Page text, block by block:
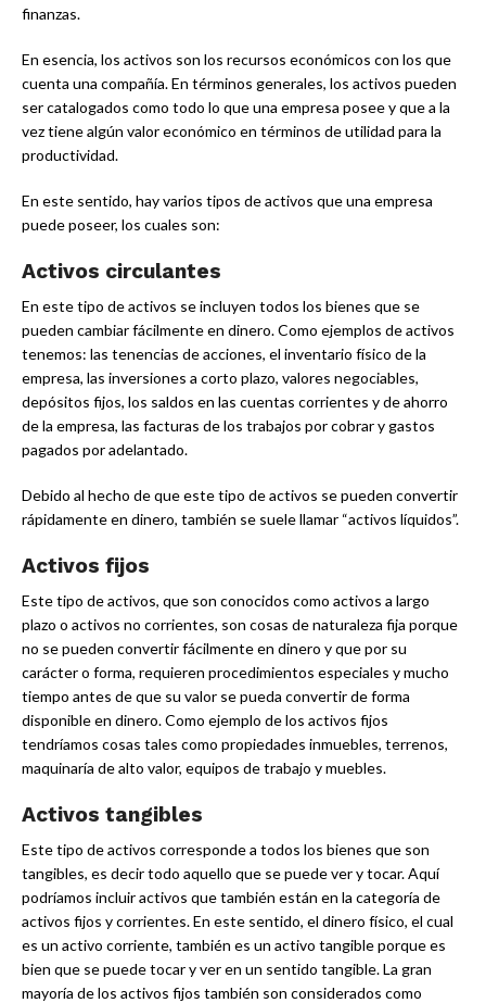
finanzas.
En esencia, los activos son los recursos económicos con los que
cuenta una compañía. En términos generales, los activos pueden
ser catalogados como todo lo que una empresa posee y que a la
vez tiene algún valor económico en términos de utilidad para la
productividad.
En este sentido, hay varios tipos de activos que una empresa
puede poseer, los cuales son:
Activos circulantes
En este tipo de activos se incluyen todos los bienes que se
pueden cambiar fácilmente en dinero. Como ejemplos de activos
tenemos: las tenencias de acciones, el inventario físico de la
empresa, las inversiones a corto plazo, valores negociables,
depósitos fijos, los saldos en las cuentas corrientes y de ahorro
de la empresa, las facturas de los trabajos por cobrar y gastos
pagados por adelantado.
Debido al hecho de que este tipo de activos se pueden convertir
rápidamente en dinero, también se suele llamar “activos líquidos”.
Activos fijos
Este tipo de activos, que son conocidos como activos a largo
plazo o activos no corrientes, son cosas de naturaleza fija porque
no se pueden convertir fácilmente en dinero y que por su
carácter o forma, requieren procedimientos especiales y mucho
tiempo antes de que su valor se pueda convertir de forma
disponible en dinero. Como ejemplo de los activos fijos
tendríamos cosas tales como propiedades inmuebles, terrenos,
maquinaría de alto valor, equipos de trabajo y muebles.
Activos tangibles
Este tipo de activos corresponde a todos los bienes que son
tangibles, es decir todo aquello que se puede ver y tocar. Aquí
podríamos incluir activos que también están en la categoría de
activos fijos y corrientes. En este sentido, el dinero físico, el cual
es un activo corriente, también es un activo tangible porque es
bien que se puede tocar y ver en un sentido tangible. La gran
mayoría de los activos fijos también son considerados como